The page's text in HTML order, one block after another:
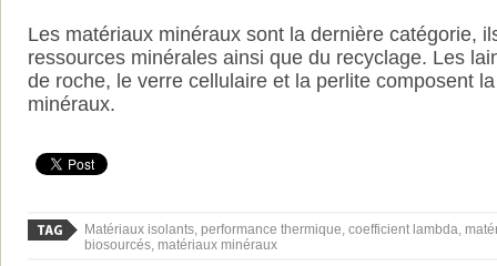
Les matériaux minéraux sont la dernière catégorie,
ressources minérales ainsi que du recyclage. Les
de roche, le verre cellulaire et la perlite composent
minéraux.
Matériaux isolants, performance thermique, coefficient lambda,
biosourcés, matériaux minéraux